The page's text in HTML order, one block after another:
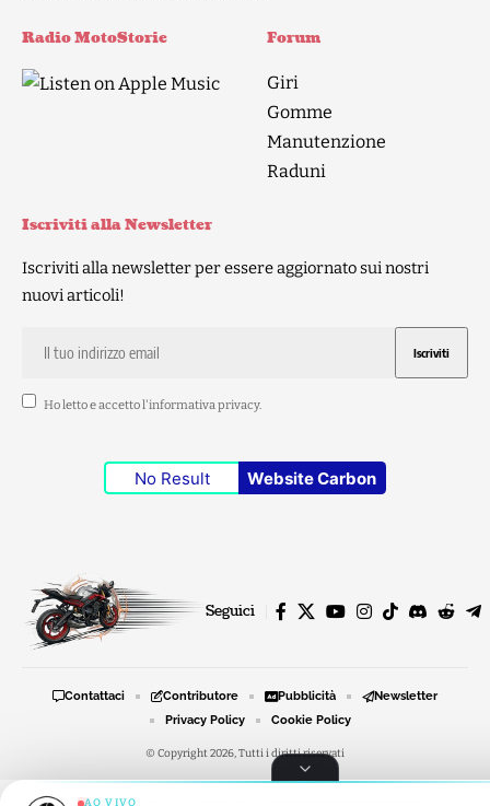
Radio MotoStorie Forum
Giri
Gomme
Manutenzione
Raduni
Iscriviti alla Newsletter
Iscriviti alla newsletter per essere aggiornato sui nostri
nuovi articoli!
Ho letto e accetto l'informativa privacy.
No Result Website Carbon
Seguici
© Copyright 2026, Tutti i diritti riservati
Contattaci Contributore Pubblicità
Newsletter
Privacy Policy
Cookie Policy
AO VIVO